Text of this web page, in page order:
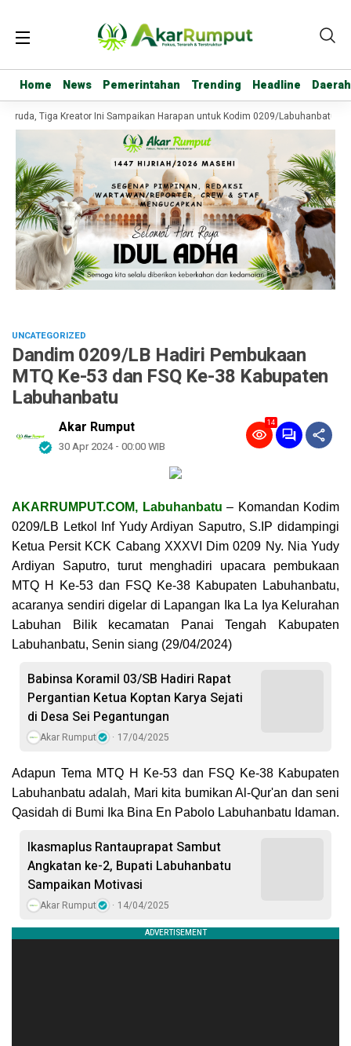
Home News Pemerintahan Trending Headline Daerah
Home News Pemerintahan Trending Headline Daerah
Tiga Kreator Ini Sampaikan Harapan untuk Kodim 0209/Labuhanbatu
UNCATEGORIZED
Dandim 0209/LB Hadiri Pembukaan
MTQ Ke-53 dan FSQ Ke-38 Kabupaten
Labuhanbatu
Akar Rumput
30 Apr 2024 - 00:00 WIB
14
AKARRUMPUT.COM, Labuhanbatu – Komandan Kodim
0209/LB Letkol Inf Yudy Ardiyan Saputro, S.IP didampingi
Ketua Persit KCK Cabang XXXVI Dim 0209 Ny. Nia Yudy
Ardiyan Saputro, turut menghadiri upacara pembukaan
MTQ H Ke-53 dan FSQ Ke-38 Kabupaten Labuhanbatu,
acaranya sendiri digelar di Lapangan Ika La Iya Kelurahan
Labuhan Bilik kecamatan Panai Tengah Kabupaten
Labuhanbatu, Senin siang (29/04/2024)
Babinsa Koramil 03/SB Hadiri Rapat
Pergantian Ketua Koptan Karya Sejati
di Desa Sei Pegantungan
Akar Rumput 17/04/2025
Adapun Tema MTQ H Ke-53 dan FSQ Ke-38 Kabupaten
Labuhanbatu adalah, Mari kita bumikan Al-Qur'an dan seni
Qasidah di Bumi Ika Bina En Pabolo Labuhanbatu Idaman.
Ikasmaplus Rantauprapat Sambut
Angkatan ke-2, Bupati Labuhanbatu
Sampaikan Motivasi
Akar Rumput 14/04/2025